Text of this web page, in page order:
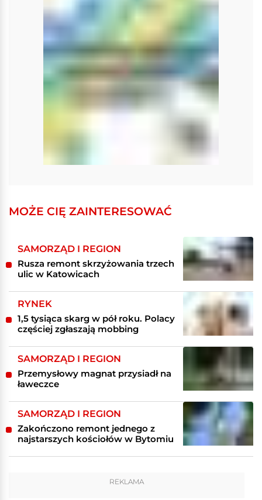
MOŻE CIĘ ZAINTERESOWAĆ
SAMORZĄD I REGION
Rusza remont skrzyżowania trzech
ulic w Katowicach
RYNEK
1,5 tysiąca skarg w pół roku. Polacy
częściej zgłaszają mobbing
SAMORZĄD I REGION
Przemysłowy magnat przysiadł na
ławeczce
SAMORZĄD I REGION
Zakończono remont jednego z
najstarszych kościołów w Bytomiu
REKLAMA